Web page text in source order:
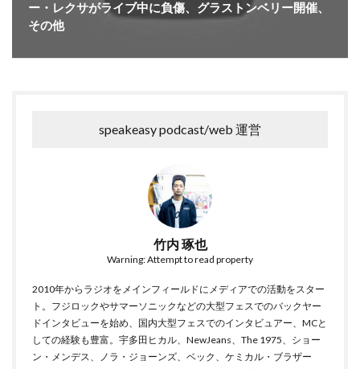
ー・レクサがライブ中に負傷、グラストンベリー開催、
その他
speakeasy podcast/web 運営
竹内 琢也
Warning: Attempt to read property
2010年からラジオをメインフィールドにメディアでの活動をスター
ト。フジロックやサマーソニックなどの大型フェスでのバックヤー
ドインタビューを始め、国内大型フェスでのインタビュアー、MCと
しての経験も豊富。宇多田ヒカル、NewJeans、The 1975、ショー
ン・メンデス、ノラ・ジョーンズ、ベック、ケミカル・ブラザー